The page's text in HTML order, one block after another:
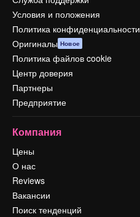
Условия и положения
Политика конфиденциальности
Оригиналы Новое
Политика файлов cookie
Центр доверия
Партнеры
Предприятие
Компания
Цены
О нас
Reviews
Вакансии
Поиск тенденций